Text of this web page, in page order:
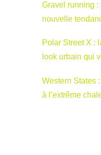
Gravel running
nouvelle
Polar Street X :
look urbain qui
Western States
à l’extrême